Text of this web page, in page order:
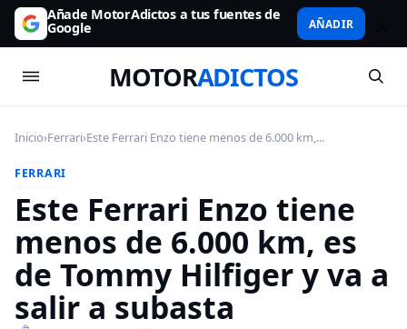
Añade MotorAdictos a tus fuentes de
Google AÑADIR
MOTORADICTOS
Inicio›Ferrari›Este Ferrari Enzo tiene menos de 6.000 km,...
FERRARI
Este Ferrari Enzo tiene
menos de 6.000 km, es
de Tommy Hilfiger y va a
salir a subasta